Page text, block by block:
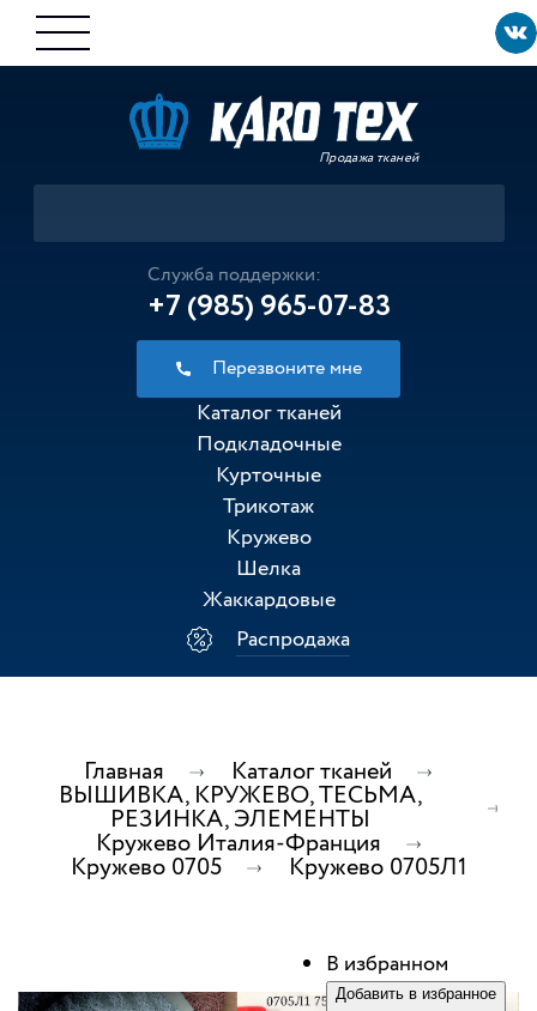
Продажа тканей
Служба поддержки:
+7 (985) 965-07-83
Перезвоните мне
Каталог тканей
Подкладочные
Курточные
Трикотаж
Кружево
Шелка
Жаккардовые
Распродажа
Главная Каталог тканей
ВЫШИВКА, КРУЖЕВО, ТЕСЬМА,
РЕЗИНКА, ЭЛЕМЕНТЫ
Кружево Италия-Франция
Кружево 0705 Кружево 0705Л1
В избранном
Добавить в избранное